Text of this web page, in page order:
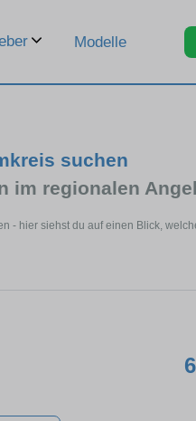
Modelle
suchen
im regionalen
- hier siehst du auf einen Blick,